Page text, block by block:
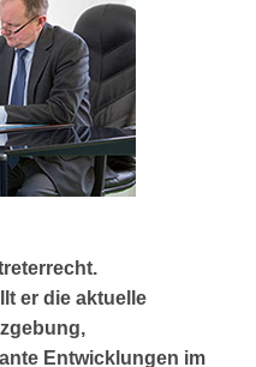
er die aktuelle
Entwicklungen im